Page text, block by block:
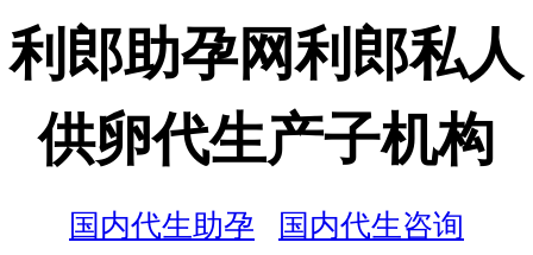
利郎助孕网利郎私人
供卵代生产子机构
国内代生助孕
国内代生咨询